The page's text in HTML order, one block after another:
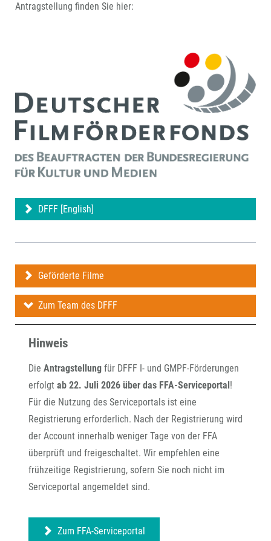
Antragstellung finden Sie hier:
DFFF [English]
Geförderte Filme
Zum Team des DFFF
Hinweis
Die Antragstellung für DFFF I- und GMPF-Förderungen
erfolgt ab 22. Juli 2026 über das FFA-Serviceportal !
Für die Nutzung des Serviceportals ist eine
Registrierung erforderlich. Nach der Registrierung wird
der Account innerhalb weniger Tage von der FFA
überprüft und freigeschaltet. Wir empfehlen eine
frühzeitige Registrierung, sofern Sie noch nicht im
Serviceportal angemeldet sind.
Zum FFA-Serviceportal